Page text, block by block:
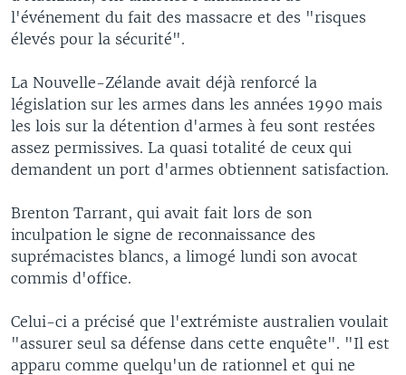
l'événement du fait des massacre et des "risques
élevés pour la sécurité".
La Nouvelle-Zélande avait déjà renforcé la
législation sur les armes dans les années 1990 mais
les lois sur la détention d'armes à feu sont restées
assez permissives. La quasi totalité de ceux qui
demandent un port d'armes obtiennent satisfaction.
Brenton Tarrant, qui avait fait lors de son
inculpation le signe de reconnaissance des
suprémacistes blancs, a limogé lundi son avocat
commis d'office.
Celui-ci a précisé que l'extrémiste australien voulait
"assurer seul sa défense dans cette enquête". "Il est
apparu comme quelqu'un de rationnel et qui ne